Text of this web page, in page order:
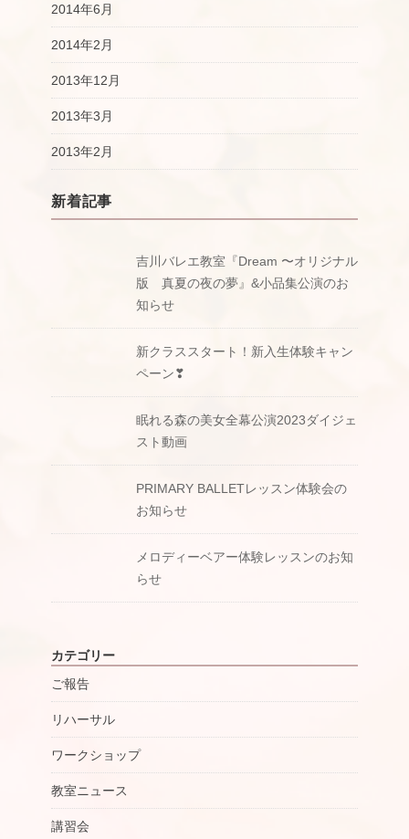
2014年6月
2014年2月
2013年12月
2013年3月
2013年2月
新着記事
吉川バレエ教室『Dream 〜オリジナル
版 真夏の夜の夢』&小品集公演のお
知らせ
新クラススタート！新入生体験キャン
ペーン❣
眠れる森の美女全幕公演2023ダイジェ
スト動画
PRIMARY BALLETレッスン体験会の
お知らせ
メロディーベアー体験レッスンのお知
らせ
カテゴリー
ご報告
リハーサル
ワークショップ
教室ニュース
講習会